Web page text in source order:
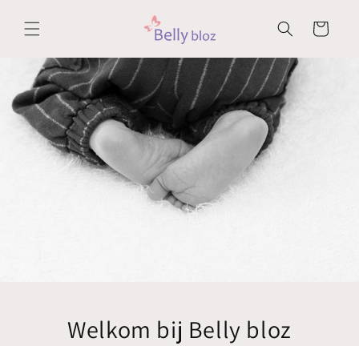
content
Winkelwagen
Welkom bij Belly bloz